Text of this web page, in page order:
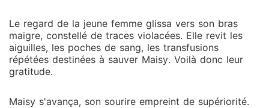
Le regard de la jeune femme glissa vers son bras
maigre, constellé de traces violacées. Elle revit les
aiguilles, les poches de sang, les transfusions
répétées destinées à sauver Maisy. Voilà donc leur
gratitude.
Maisy s'avança, son sourire empreint de supériorité.